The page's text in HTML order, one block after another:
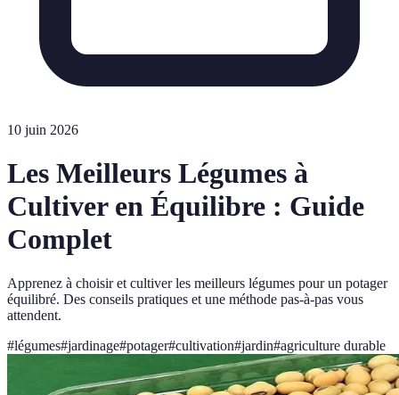
10 juin 2026
Les Meilleurs Légumes à
Cultiver en Équilibre : Guide
Complet
Apprenez à choisir et cultiver les meilleurs légumes pour un potager
équilibré. Des conseils pratiques et une méthode pas-à-pas vous
attendent.
#légumes#jardinage#potager#cultivation#jardin#agriculture durable